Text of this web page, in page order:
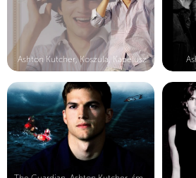
Ashton Kutcher, Koszula, Kapelusz